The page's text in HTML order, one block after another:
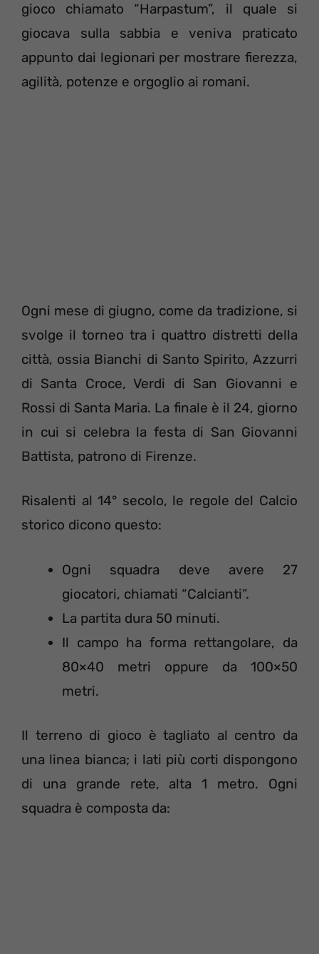
gioco chiamato “Harpastum”, il quale si
giocava sulla sabbia e veniva praticato
appunto dai legionari per mostrare fierezza,
agilità, potenze e orgoglio ai romani.
Ogni mese di giugno, come da tradizione, si
svolge il torneo tra i quattro distretti della
città, ossia Bianchi di Santo Spirito, Azzurri
di Santa Croce, Verdi di San Giovanni e
Rossi di Santa Maria. La finale è il 24, giorno
in cui si celebra la festa di San Giovanni
Battista, patrono di Firenze.
Risalenti al 14° secolo, le regole del Calcio
storico dicono questo:
Ogni squadra deve avere 27
giocatori, chiamati “Calcianti”.
La partita dura 50 minuti.
Il campo ha forma rettangolare, da
80×40 metri oppure da 100×50
metri.
Il terreno di gioco è tagliato al centro da
una linea bianca; i lati più corti dispongono
di una grande rete, alta 1 metro. Ogni
squadra è composta da: